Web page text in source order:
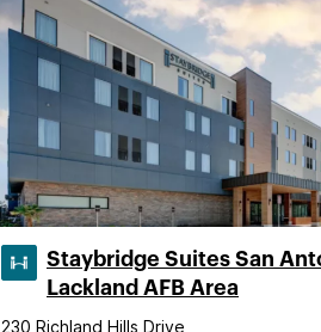
Staybridge Suites San
Lackland AFB Area
230 Richland Hills Drive